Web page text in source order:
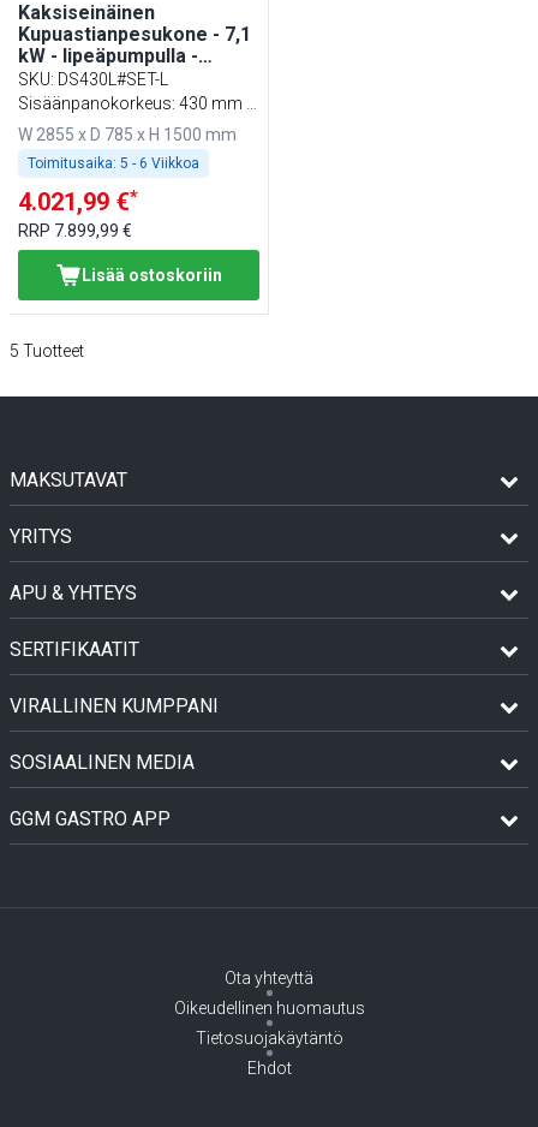
Kaksiseinäinen
Kupuastianpesukone - 7,1
kW - lipeäpumpulla -
puhdistusainepumpulla ja
kirkastusaineen syötöllä
(kaksoisseinä)
SKU: DS430L#SET-L
Sisäänpanokorkeus: 430 mm -
Korin koko: 500 x 500 mm.
W 2855 x D 785 x H 1500 mm
Toimitusaika: 5 - 6 Viikkoa
4.021,99 €*
RRP 7.899,99 €
Lisää ostoskoriin
5 Tuotteet
MAKSUTAVAT
YRITYS
APU & YHTEYS
SERTIFIKAATIT
VIRALLINEN KUMPPANI
SOSIAALINEN MEDIA
GGM GASTRO APP
Ota yhteyttä
Oikeudellinen huomautus
Tietosuojakäytäntö
Ehdot